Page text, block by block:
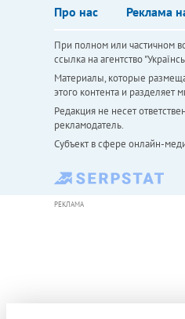
Про нас Реклама
При полном или частичном
ссылка на агентство
Материалы, которые
этого контента и разделяет
Редакция не несет
рекламодатель.
Субъект в сфере онлайн-
РЕКЛАМА